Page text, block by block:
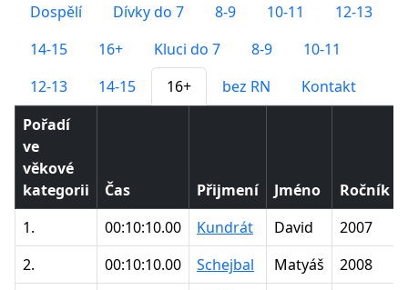
Dospělí Dívky do 7 8-9 10-11
12-13
14-15
16+ Kluci do 7 8-9
10-11
12-13
14-15 16+ bez RN
Kontakt
Pořadí
ve
věkové
kategorii
Čas Přijmení Jméno Ročník
1.
00:10:10.00 Kundrát David 2007
2.
00:10:10.00 Schejbal Matyáš
2008